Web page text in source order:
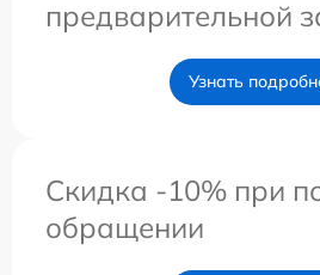
предварительной
Узнать
Скидка -10% при
обращении